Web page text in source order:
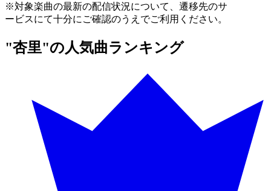
※対象楽曲の最新の配信状況について、遷移先のサ
ービスにて十分にご確認のうえでご利用ください。
"杏里"の人気曲ランキング